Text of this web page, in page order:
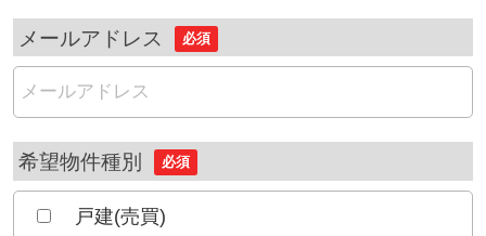
メールアドレス 必須
希望物件種別 必須
戸建(売買)